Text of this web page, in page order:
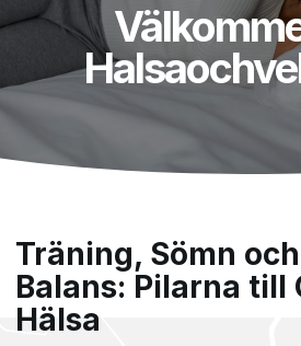
Träning, Sömn
Balans: Pilarna till
Hälsa